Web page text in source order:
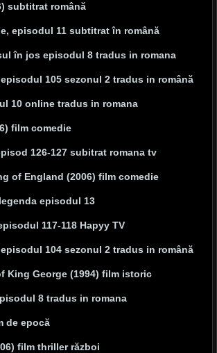
subtitrat română
episodul 11 subtitrat în română
în jos episodul 8 tradus in romana
105 sezonul 2 tradus in română
10 online tradus in romana
film comedie
126-127 subitrat romana tv
of England (2006) film comedie
episodul 13
117-118 Hapyy TV
104 sezonul 2 tradus in română
King George (1994) film istoric
8 tradus in romana
de epocă
film thriller război